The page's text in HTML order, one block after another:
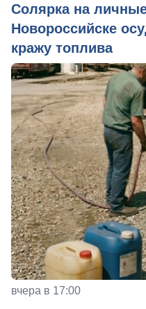
Солярка на
Новороссийске
кражу топлива
вчера в 17:00